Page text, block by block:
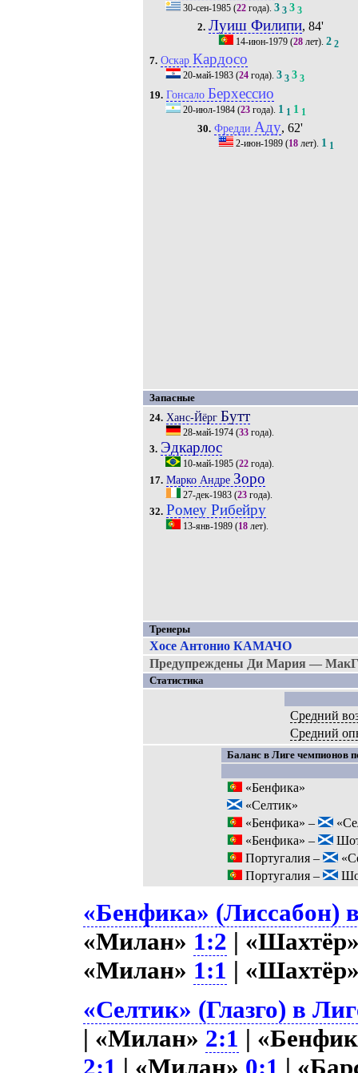
30-сен-1985(22года). 3 3 3 3
2. Луиш Филипи, 84'
14-июн-1979 (28 лет).2 2
7. Оскар Кардосо
20-май-1983(24года). 3 3 3 3
19. Гонсало Берхессио
20-июл-1984(23года). 1 1 1 1
30. Фредди Аду, 62'
2-июн-1989 (18 лет). 1 1
Запасные
24. Ханс-Йёрг Бутт
28-май-1974(33года).
3. Эдкарлос
10-май-1985(22года).
17. Марко Андре Зоро
27-дек-1983(23года).
32. Ромеу Рибейру
13-янв-1989(18лет).
Тренеры
Хосе Антонио КАМАЧО
Предупреждены Ди Мария —
Статистика
Средний
Средний
Баланс в Лиге чемпионов
«Бенфика»
«Селтик»
«Бенфика» –
«Бенфика» –
Португалия –
Португалия –
«Бенфика» (Лиссабон)
«Милан» 1:2 |
«Милан» 1:1 |
«Селтик» (Глазго) в
| «Милан» 2:1 |
2:1 | «Милан» 0:1 |